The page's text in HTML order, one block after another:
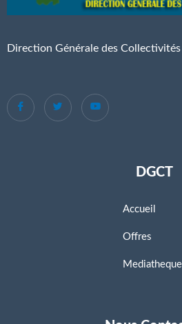
Direction Générale des
DGCT
Accueil
Offres
Mediatheque